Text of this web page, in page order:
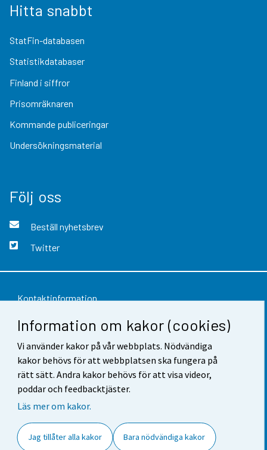
Information om kakor (cookies)
Vi använder kakor på vår webbplats. Nödvändiga
kakor behövs för att webbplatsen ska fungera på
rätt sätt. Andra kakor behövs för att visa videor,
poddar och feedbacktjäster.
Läs mer om kakor.
Jag tillåter alla kakor Bara nödvändiga kakor
Hitta snabbt
StatFin-databasen
Statistikdatabaser
Finland i siffror
Prisomräknaren
Kommande publiceringar
Undersökningsmaterial
Följ oss
Beställ nyhetsbrev
Twitter
Kontaktinformation
Respons
Användarvillkor
Dataskydd
Tillgänglighet
Cookie-inställningar